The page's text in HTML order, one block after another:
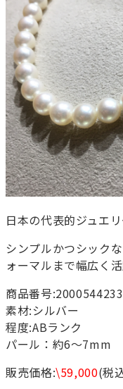
日本の代表的ジュエ
シンプルかつシック
ォーマルまで幅広く活
商品番号
素材:シルバー
程度:ABランク
パール：約6～7mm
販売価格:\59,000(税